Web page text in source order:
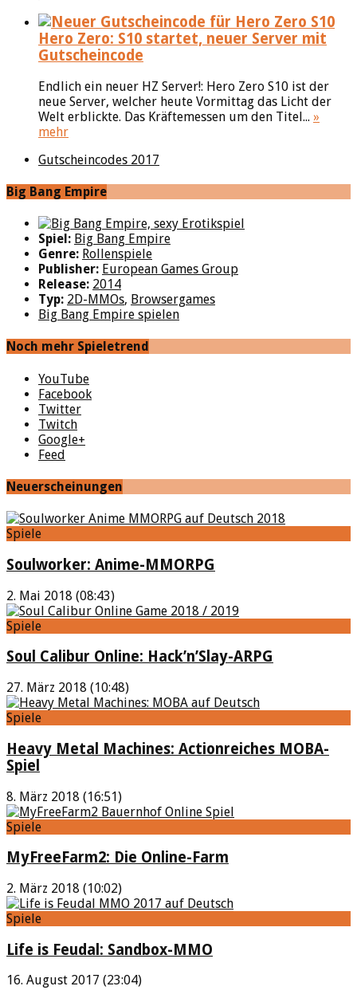
Hero Zero: S10 startet, neuer Server mit
Gutscheincode
Endlich ein neuer HZ Server!: Hero Zero S10 ist der
neue Server, welcher heute Vormittag das Licht der
Welt erblickte. Das Kräftemessen um den Titel... »
mehr
Gutscheincodes 2017
Big Bang Empire
Spiel: Big Bang Empire
Genre: Rollenspiele
Publisher: European Games Group
Release: 2014
Typ: 2D-MMOs, Browsergames
Big Bang Empire spielen
Noch mehr Spieletrend
YouTube
Facebook
Twitter
Twitch
Google+
Feed
Neuerscheinungen
Spiele
Soulworker: Anime-MMORPG
2. Mai 2018 (08:43)
Spiele
Soul Calibur Online: Hack’n’Slay-ARPG
27. März 2018 (10:48)
Spiele
Heavy Metal Machines: Actionreiches MOBA-
Spiel
8. März 2018 (16:51)
Spiele
MyFreeFarm2: Die Online-Farm
2. März 2018 (10:02)
Spiele
Life is Feudal: Sandbox-MMO
16. August 2017 (23:04)